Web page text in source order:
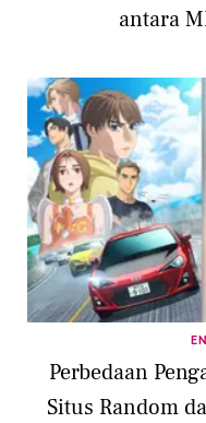
antara
Perbedaan
Situs Random